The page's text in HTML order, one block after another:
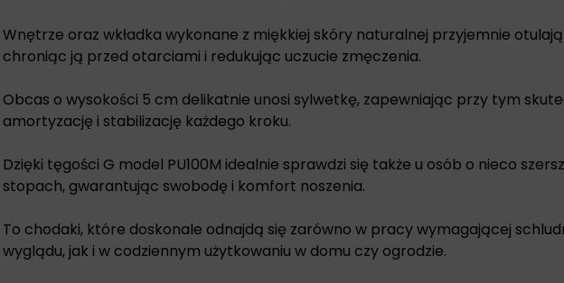
Wnętrze oraz wkładka wykonane z miękkiej skóry naturalnej przyjemnie
chroniąc ją przed otarciami i redukując uczucie zmęczenia.
Obcas o wysokości 5 cm delikatnie unosi sylwetkę, zapewniając przy tym
amortyzację i stabilizację każdego kroku.
Dzięki tęgości G model PU100M idealnie sprawdzi się także u osób o nieco
stopach, gwarantując swobodę i komfort noszenia.
To chodaki, które doskonale odnajdą się zarówno w pracy wymagającej
wyglądu, jak i w codziennym użytkowaniu w domu czy ogrodzie.